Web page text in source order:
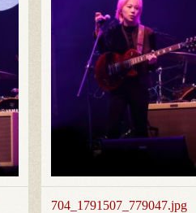
704_1791507_779047.jpg